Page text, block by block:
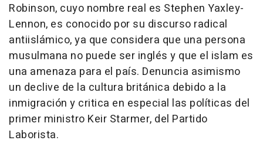
Robinson, cuyo nombre real es Stephen Yaxley-
Lennon, es conocido por su discurso radical
antiislámico, ya que considera que una persona
musulmana no puede ser inglés y que el islam es
una amenaza para el país. Denuncia asimismo
un declive de la cultura británica debido a la
inmigración y critica en especial las políticas del
primer ministro Keir Starmer, del Partido
Laborista.